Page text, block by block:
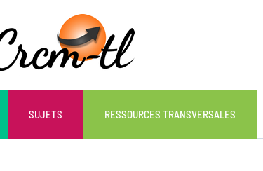
SUJETS RESSOURCES TRANSVERSALES